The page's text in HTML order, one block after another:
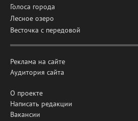
Голоса города
Лесное озеро
Весточка с передовой
Реклама на сайте
Аудитория сайта
О проекте
Написать редакции
Вакансии